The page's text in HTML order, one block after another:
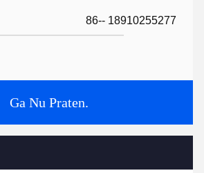
86-- 18910255277
Ga Nu Praten.